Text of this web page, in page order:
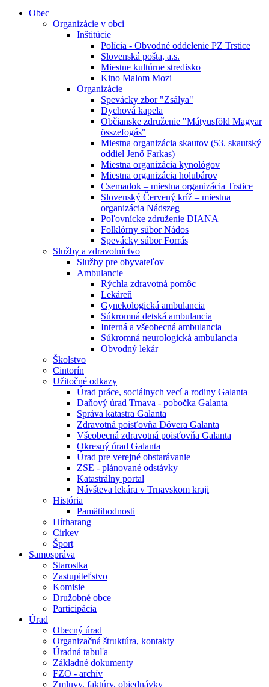
Obec
Organizácie v obci
Inštitúcie
Polícia - Obvodné oddelenie PZ Trstice
Slovenská pošta, a.s.
Miestne kultúrne stredisko
Kino Malom Mozi
Organizácie
Spevácky zbor "Zsálya"
Dychová kapela
Občianske združenie "Mátyusföld Magyar
összefogás"
Miestna organizácia skautov (53. skautský
oddiel Jenő Farkas)
Miestna organizácia kynológov
Miestna organizácia holubárov
Csemadok – miestna organizácia Trstice
Slovenský Červený kríž – miestna
organizácia Nádszeg
Poľovnícke združenie DIANA
Folklórny súbor Nádos
Spevácky súbor Forrás
Služby a zdravotníctvo
Služby pre obyvateľov
Ambulancie
Rýchla zdravotná pomôc
Lekáreň
Gynekologická ambulancia
Súkromná detská ambulancia
Interná a všeobecná ambulancia
Súkromná neurologická ambulancia
Obvodný lekár
Školstvo
Cintorín
Užitočné odkazy
Úrad práce, sociálnych vecí a rodiny Galanta
Daňový úrad Trnava - pobočka Galanta
Správa katastra Galanta
Zdravotná poisťovňa Dôvera Galanta
Všeobecná zdravotná poisťovňa Galanta
Okresný úrad Galanta
Úrad pre verejné obstarávanie
ZSE - plánované odstávky
Katastrálny portal
Návšteva lekára v Trnavskom kraji
História
Pamätihodnosti
Hírharang
Cirkev
Šport
Samospráva
Starostka
Zastupiteľstvo
Komisie
Družobné obce
Participácia
Úrad
Obecný úrad
Organizačná štruktúra, kontakty
Úradná tabuľa
Základné dokumenty
FZO - archív
Zmluvy, faktúry, objednávky